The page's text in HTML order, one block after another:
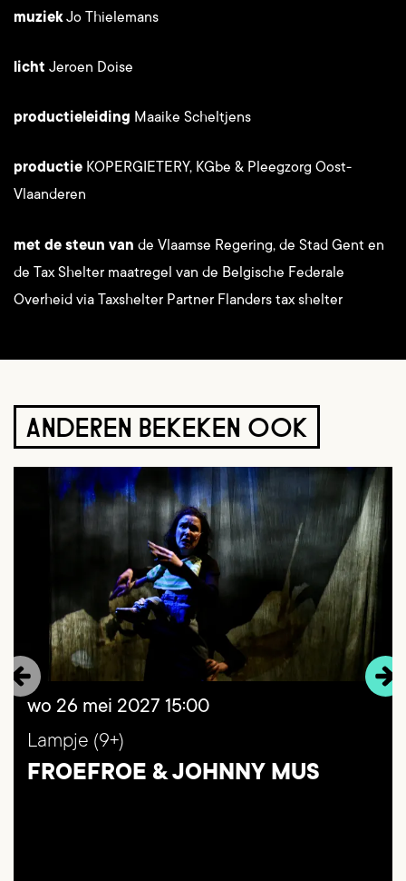
muziekJo Thielemans
licht Jeroen Doise
productieleiding Maaike Scheltjens
productie KOPERGIETERY, KGbe & Pleegzorg Oost-
Vlaanderen
met de steun van de Vlaamse Regering, de Stad Gent en
de Tax Shelter maatregel van de Belgische Federale
Overheid via Taxshelter Partner Flanders tax shelter
ANDEREN BEKEKEN OOK
Lampje (9+)
FROEFROE & JOHNNY MUS
wo 26 mei 2027 15:00